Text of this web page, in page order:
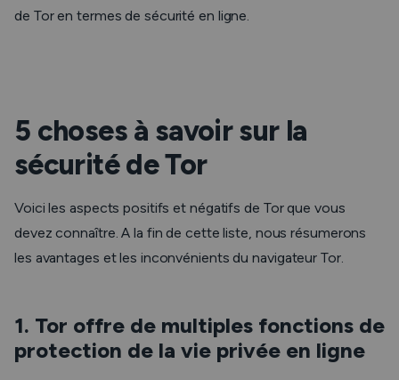
de Tor en termes de sécurité en ligne.
5 choses à savoir sur la
sécurité de Tor
Voici les aspects positifs et négatifs de Tor que vous
devez connaître. A la fin de cette liste, nous résumerons
les avantages et les inconvénients du navigateur Tor.
1. Tor offre de multiples fonctions de
protection de la vie privée en ligne